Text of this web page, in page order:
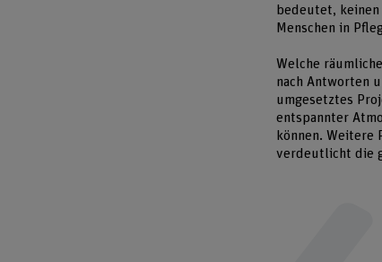
bedeutet, keinen
Menschen in
Welche
nach Antworten
umgesetztes
entspannter
können. Weitere
verdeutlicht die